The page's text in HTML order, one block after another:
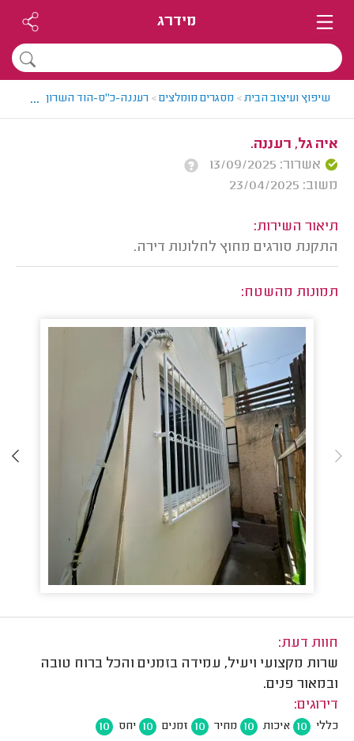
מידרג
שיפוץ ועיצוב הבית> מסגרים מומלצים> רעננה-כ"ס-הוד השרון > מסגר
...
איה גל, רעננה.
אשרור: 13/09/2025
משוב: 23/04/2025
תיאור השירות:
התקנת סורגים מחוץ לחלונות דירה.
תמונות מהשטח:
חוות דעת:
שרות מקצועי ויעיל, עמידה בזמנים והכל ברוח טובה
ובמאור פנים.
דירוגים:
כללי 10 איכות 10 מחיר 10 זמנים 10 יחס 10